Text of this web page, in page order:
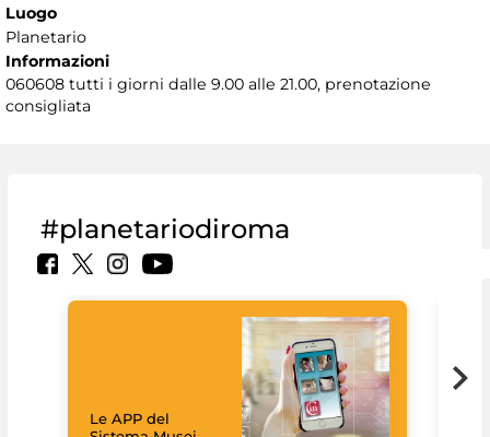
Luogo
Planetario
Informazioni
060608 tutti i giorni dalle 9.00 alle 21.00, prenotazione
consigliata
#planetariodiroma
Le APP del